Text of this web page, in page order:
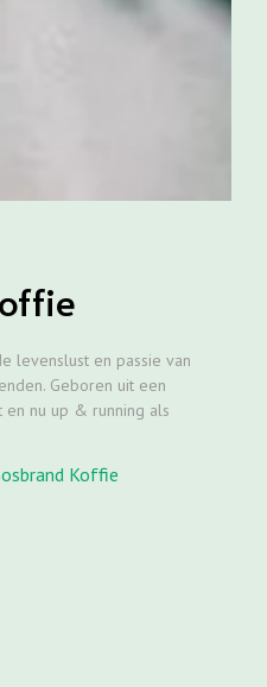
levenslust en passie van
Geboren uit een
nu up & running als
Koffie